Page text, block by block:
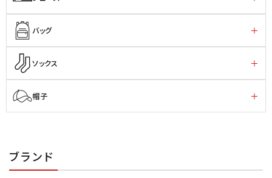
バッグ
ソックス
帽子
ブランド